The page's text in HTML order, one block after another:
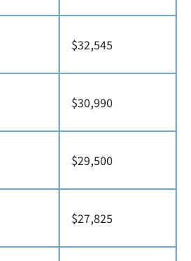
$32,545
$30,990
$29,500
$27,825